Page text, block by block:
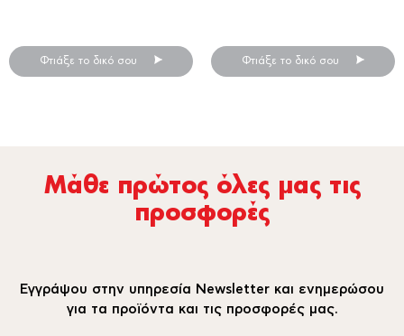
Φτιάξε το δικό σου Φτιάξε το δικό σου
Μάθε πρώτος όλες µας τις
προσφορές
Εγγράψου στην υπηρεσία Newsletter και ενημερώσου
για τα προϊόντα και τις προσφορές μας.